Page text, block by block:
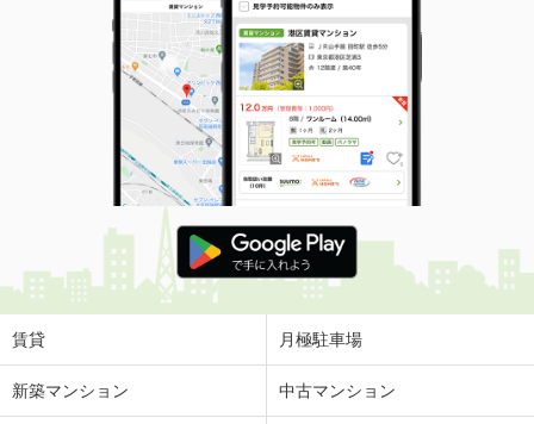
賃貸 月極駐車場
新築マンション 中古マンション